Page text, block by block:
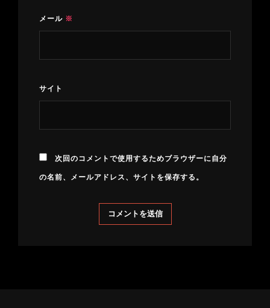
メール ※
サイト
次回のコメントで使用するためブラウザーに自分
の名前、メールアドレス、サイトを保存する。